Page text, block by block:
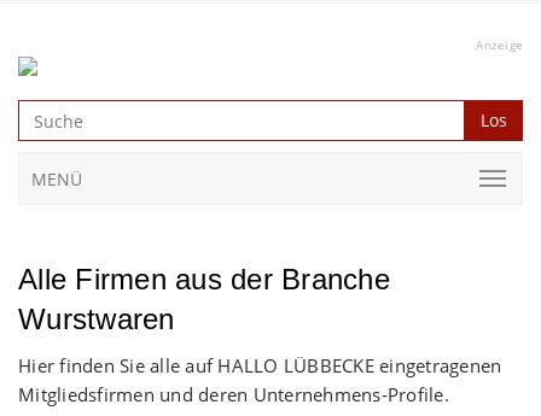
Anzeige
Los
MENÜ
Alle Firmen aus der Branche
Wurstwaren
Hier finden Sie alle auf HALLO LÜBBECKE eingetragenen
Mitgliedsfirmen und deren Unternehmens-Profile.